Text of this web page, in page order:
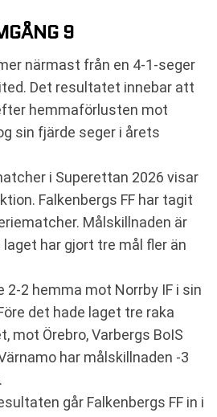
9
närmast från en 4-1-seger
Det resultatet innebar att
hemmaförlusten mot
sin fjärde seger i årets
i Superettan 2026 visar
Falkenbergs FF har tagit
Målskillnaden är
har gjort tre mål fler än
2-2 hemma mot Norrby IF i sin
det hade laget tre raka
mot Örebro, Varbergs BoIS
har målskillnaden -3
går Falkenbergs FF in i